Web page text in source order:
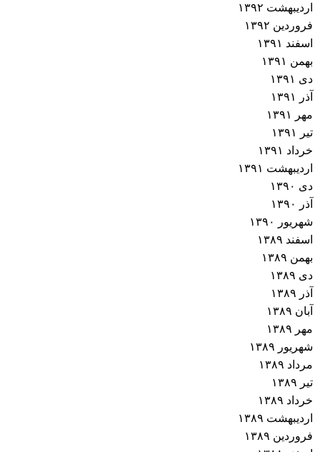
اردیبهشت ۱۳۹۲
فروردین ۱۳۹۲
اسفند ۱۳۹۱
بهمن ۱۳۹۱
دی ۱۳۹۱
آذر ۱۳۹۱
مهر ۱۳۹۱
تیر ۱۳۹۱
خرداد ۱۳۹۱
اردیبهشت ۱۳۹۱
دی ۱۳۹۰
آذر ۱۳۹۰
شهریور ۱۳۹۰
اسفند ۱۳۸۹
بهمن ۱۳۸۹
دی ۱۳۸۹
آذر ۱۳۸۹
آبان ۱۳۸۹
مهر ۱۳۸۹
شهریور ۱۳۸۹
مرداد ۱۳۸۹
تیر ۱۳۸۹
خرداد ۱۳۸۹
اردیبهشت ۱۳۸۹
فروردین ۱۳۸۹